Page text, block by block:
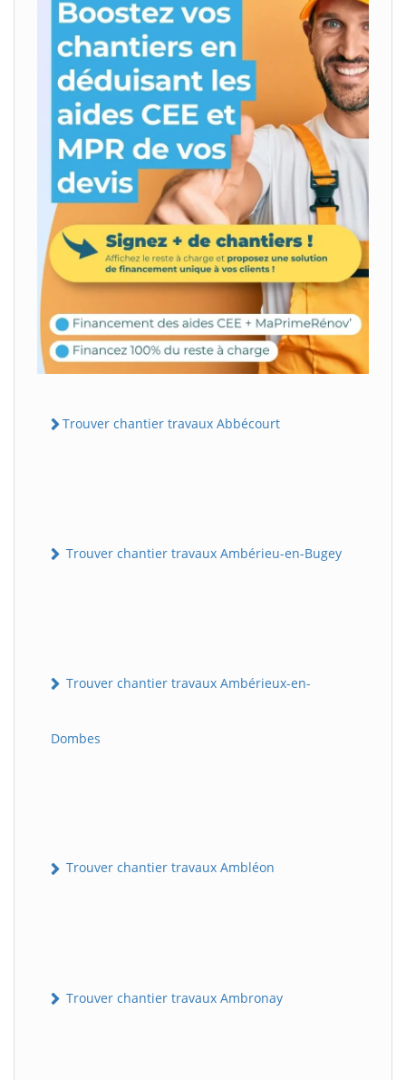
Trouver chantier travaux Abbécourt
Trouver chantier travaux Ambérieu-en-Bugey
Trouver chantier travaux Ambérieux-en-
Dombes
Trouver chantier travaux Ambléon
Trouver chantier travaux Ambronay